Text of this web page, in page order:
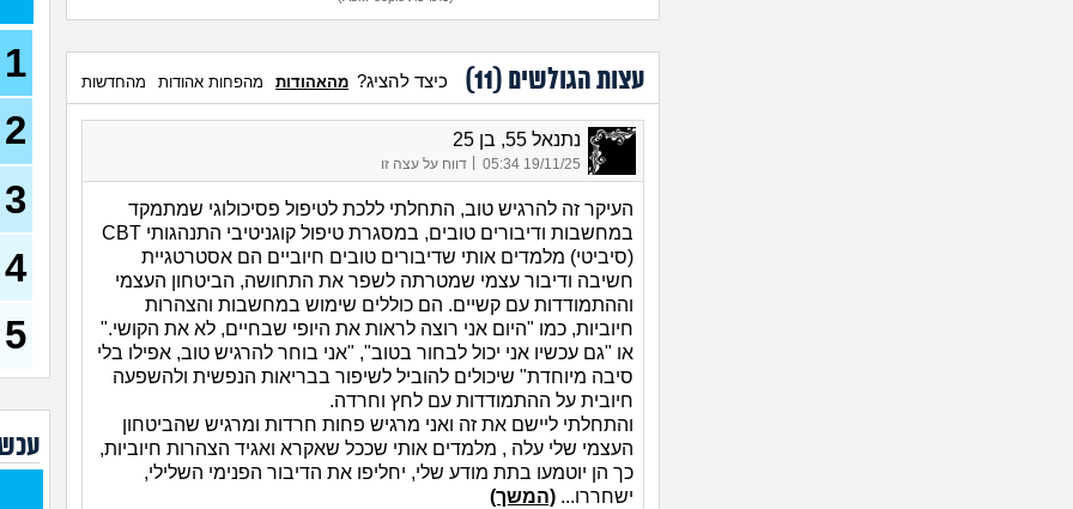
עצות הגולשים (11
) כיצד להציג? מהאהודות מהפחות אהודות מהחדשות
נתנאל 55, בן 25
19/11/25 05:34 דווח על עצה זו
העיקר זה להרגיש טוב, התחלתי ללכת לטיפול פסיכולוגי שמתמקד
במחשבות ודיבורים טובים, במסגרת טיפול קוגניטיבי התנהגותי CBT
(סיביטי) מלמדים אותי שדיבורים טובים חיוביים הם אסטרטגיית
חשיבה ודיבור עצמי שמטרתה לשפר את התחושה, הביטחון העצמי
וההתמודדות עם קשיים. הם כוללים שימוש במחשבות והצהרות
חיוביות, כמו "היום אני רוצה לראות את היופי שבחיים, לא את הקושי."
או "גם עכשיו אני יכול לבחור בטוב", "אני בוחר להרגיש טוב, אפילו בלי
סיבה מיוחדת" שיכולים להוביל לשיפור בבריאות הנפשית ולהשפעה
חיובית על ההתמודדות עם לחץ וחרדה.
והתחלתי ליישם את זה ואני מרגיש פחות חרדות ומרגיש שהביטחון
העצמי שלי עלה , מלמדים אותי שככל שאקרא ואגיד הצהרות חיוביות,
כך הן יוטמעו בתת מודע שלי, יחליפו את הדיבור הפנימי השלילי,
ישחררו... (המשך)
בת 23)
30)
עם
1
2
3
4
5